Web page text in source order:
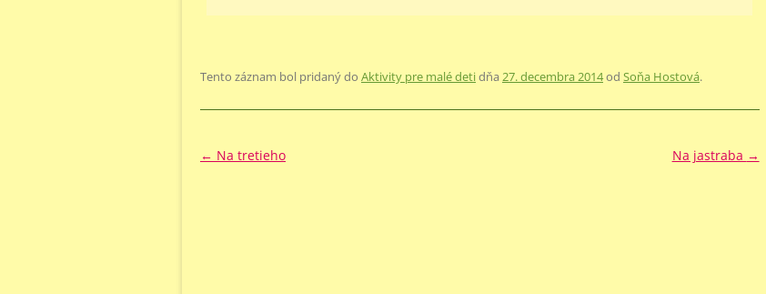
Tento záznam bol pridaný do Aktivity pre malé detidňa 27. decembra 2014od Soňa Hostová.
Navigácia
← Na tretieho Na jastraba →